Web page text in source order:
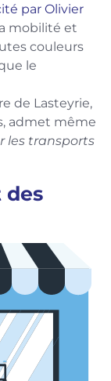
par Olivier
mobilité et
couleurs
le
de Lasteyrie,
admet même
les transports
des